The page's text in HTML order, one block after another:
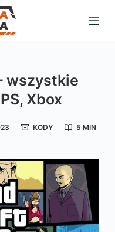
wszystkie
Xbox
KODY 5 MIN